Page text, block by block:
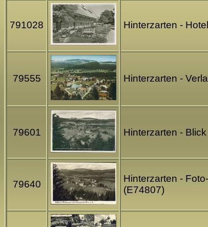
791028 Hinterzarten -
79555 Hinterzarten -
79601 Hinterzarten -
79640
Hinterzarten -
(E74807)